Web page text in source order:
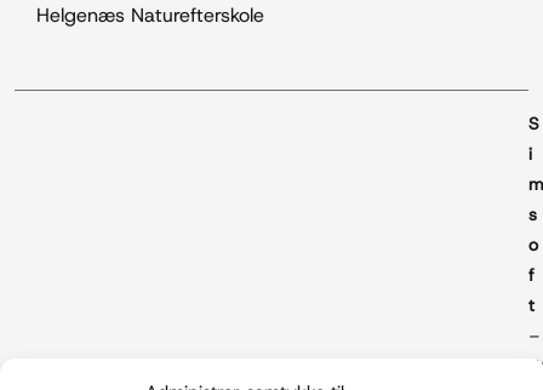
Helgenæs Naturefterskole
S
i
m
s
o
f
t
–